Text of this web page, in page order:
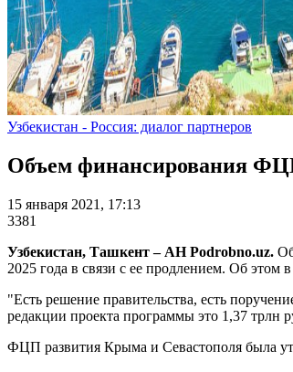
Узбекистан - Россия: диалог партнеров
Объем финансирования
15 января 2021, 17:13
3381
Узбекистан, Ташкент – АН Podrobno.uz.
2025 года в связи с ее продлением. Об этом
"Есть решение правительства, есть
редакции проекта программы это 1,37 трлн
ФЦП развития Крыма и Севастополя была